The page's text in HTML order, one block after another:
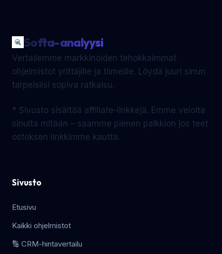
Softa-analyysi
Vertailemme markkinoiden tehokkaimmat
ohjelmistot yrittäjille ja tiimeille. Löydä juuri sinun
tarpeisiisi sopiva ratkaisu.
* Sivusto sisältää affiliate-linkkejä. Emme veloita
sinulta mitään – saamme pienen palkkion jos teet
ostoksen linkkimme kautta.
Sivusto
Etusivu
Kaikki ohjelmistot
🔢 CRM-hintavertailu